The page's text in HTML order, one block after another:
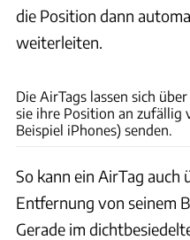
die Position dann
weiterleiten.
Die AirTags lassen sich
sie ihre Position an zufällig
Beispiel iPhones) senden.
So kann ein AirTag
Entfernung von seinem
Gerade im